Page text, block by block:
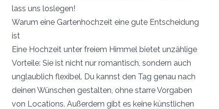
lass uns loslegen!
Warum eine Gartenhochzeit eine gute Entscheidung
ist
Eine Hochzeit unter freiem Himmel bietet unzählige
Vorteile: Sie ist nicht nur romantisch, sondern auch
unglaublich flexibel. Du kannst den Tag genau nach
deinen Wünschen gestalten, ohne starre Vorgaben
von Locations. Außerdem gibt es keine künstlichen